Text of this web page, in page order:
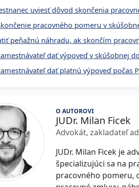
uviesť dôvod skončenia
pracovného pomeru v
peňažnú náhradu, ak skončím
dať výpoveď v skúšobnej
dať platnú výpoveď počas
O AUTOROVI
JUDr. Milan Ficek
Advokát, zakladateľ
JUDr. Milan Ficek je
špecializujúci sa na
pracovného pomeru,